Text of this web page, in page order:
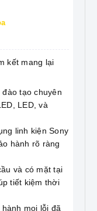
kết mang lại
tạo chuyên
LED, và
linh kiện Sony
hành rõ ràng
và có mặt tại
tiết kiệm thời
mọi lỗi đã